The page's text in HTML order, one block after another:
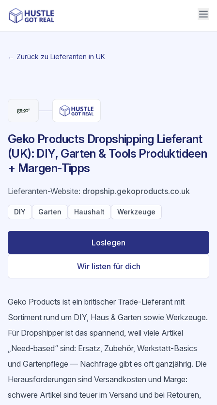
← Zurück zu Lieferanten in UK
Geko Products Dropshipping Lieferant
(UK): DIY, Garten & Tools Produktideen
+ Margen-Tipps
Lieferanten-Website: dropship.gekoproducts.co.uk
DIY Garten Haushalt Werkzeuge
Loslegen
Wir listen für dich
Geko Products ist ein britischer Trade-Lieferant mit
Sortiment rund um DIY, Haus & Garten sowie Werkzeuge.
Für Dropshipper ist das spannend, weil viele Artikel
„Need-based“ sind: Ersatz, Zubehör, Werkstatt-Basics
und Gartenpflege — Nachfrage gibt es oft ganzjährig. Die
Herausforderungen sind Versandkosten und Marge:
schwere Artikel sind teuer im Versand und bei Retouren,